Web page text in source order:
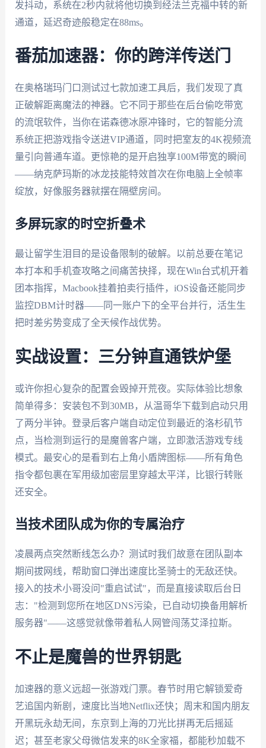
发抖动，系统在2秒内就将他切换到经法兰克福中转的新
通道，延迟奇迹般稳定在88ms。
番茄加速器：你的跨洋传送门
在奥格瑞玛门口测试过七款加速工具后，我们发现了真
正破解距离魔法的神器。它不同于那些在后台偷吃带宽
的流氓软件，当你在诺森德冰原冲锋时，它的智能分流
系统正把游戏指令送进VIP通道，同时把室友的4K视频流
量引向普通车道。更惊艳的是开启独享100M带宽的瞬间
——纳克萨玛斯的冰龙技能特效首次在你电脑上全帧率
绽放，好像服务器就摆在隔壁房间。
多屏玩家的时空折叠术
最让留学生泪目的是设备限制的破解。以前总要在笔记
本打本和手机查攻略之间痛苦抉择，现在Win台式机开着
团本指挥，Macbook挂着拍卖行插件，iOS设备还能同步
监控DBM计时器——同一账户下的全平台并行，活生生
把时差劣势变成了全天候作战优势。
实战设置：三分钟直通铁炉堡
或许你担心复杂的配置会毁掉开荒夜。实际体验比想象
简单得多：安装包不到30MB，从温哥华下载到启动只用
了两分半钟。登录后客户端自动定位到最近的洛杉矶节
点，当检测到运行的是魔兽客户端，立即激活游戏专线
模式。最安心的是看到右上角小盾牌图标——所有角色
指令都包裹在军用级加密层里穿越太平洋，比银行转账
还安全。
当技术团队成为你的专属治疗
凌晨两点突然断线怎么办？测试时我们故意在团队副本
期间拔网线，帮助窗口弹出速度比圣骑士的无敌还快。
接入的技术小哥没问"重启试试"，而是直接读取后台日
志："检测到您所在地区DNS污染，已自动切换备用解析
服务器"——这感觉就像带着私人网管闯荡艾泽拉斯。
不止是魔兽的世界钥匙
加速器的意义远超一张游戏门票。春节时用它解锁爱奇
艺追国内新剧，速度比当地Netflix还快；周末和国内朋友
开黑玩永劫无间，东京到上海的刀光比拼再无后摇延
迟；甚至老家父母微信发来的8K全家福，都能秒加载不